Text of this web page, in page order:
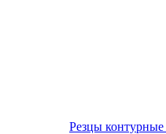
Резцы контурные